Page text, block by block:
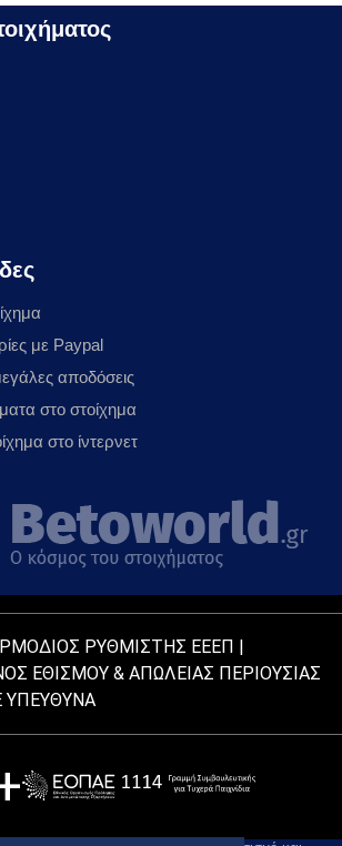
με Paypal
αποδόσεις
στο στοίχημα
στο ίντερνετ
ΡΥΘΜΙΣΤΗΣ ΕΕΕΠ |
ΕΘΙΣΜΟΥ & ΑΠΩΛΕΙΑΣ ΠΕΡΙΟΥΣΙΑΣ
ΥΠΕΥΘΥΝΑ